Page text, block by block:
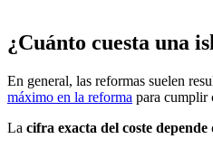
¿Cuánto cuesta una
En general, las reformas suelen
máximo en la reforma para cumplir
La cifra exacta del coste depende